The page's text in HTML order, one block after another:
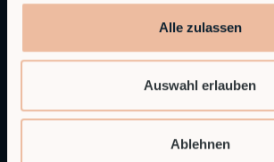
Alle zulassen
Auswahl erlauben
Ablehnen
Machine Loading & Unloading
Palletizing
Finishing